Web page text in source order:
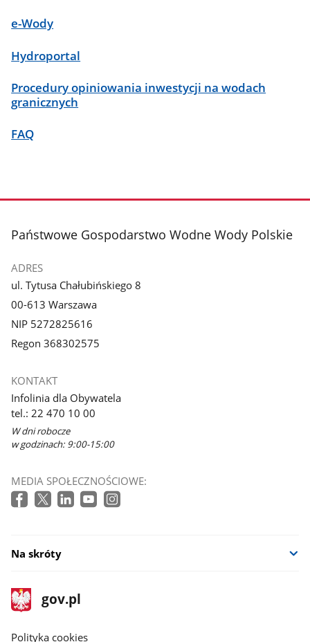
e-Wody
Hydroportal
Procedury opiniowania inwestycji na wodach
granicznych
FAQ
stopka
Państwowe Gospodarstwo Wodne Wody Polskie
ADRES
ul. Tytusa Chałubińskiego 8
00-613 Warszawa
NIP 5272825616
Regon 368302575
KONTAKT
Infolinia dla Obywatela
tel.: 22 470 10 00
W dni robocze
w godzinach: 9:00-15:00
MEDIA SPOŁECZNOŚCIOWE:
Na skróty
stopka
gov.pl
Strona
gov.pl
gov.pl
Polityka cookies